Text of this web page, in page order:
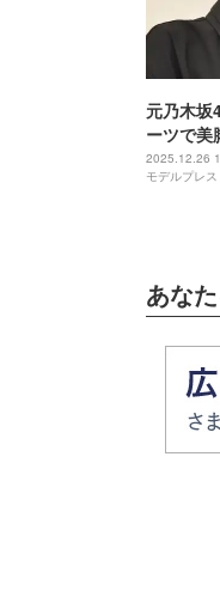
元乃木坂
ーツで美
人っぽい
2025.12.26
モデルプレス
あな